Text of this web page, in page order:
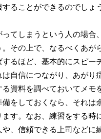
ることができるのでしょ
てしまうという人の場合
その上で、なるべくあが
るほど、基本的にスピー
自信につながり、あがり
資料を調べておいてメモ
をしておくなら、それは
す。なお、練習をする時
、信頼できる上司などに